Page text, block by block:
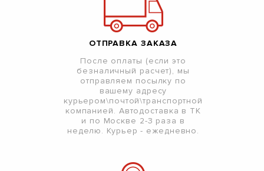
ОТПРАВКА ЗАКАЗА
После оплаты (если это
безналичный расчет), мы
отправляем посылку по
вашему адресу
курьером\почтой\транспортной
компанией. Автодоставка в ТК
и по Москве 2-3 раза в
неделю. Курьер - ежедневно.